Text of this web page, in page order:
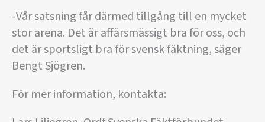
-Vår satsning får därmed tillgång till en mycket
stor arena. Det är affärsmässigt bra för oss, och
det är sportsligt bra för svensk fäktning, säger
Bengt Sjögren.
För mer information, kontakta: